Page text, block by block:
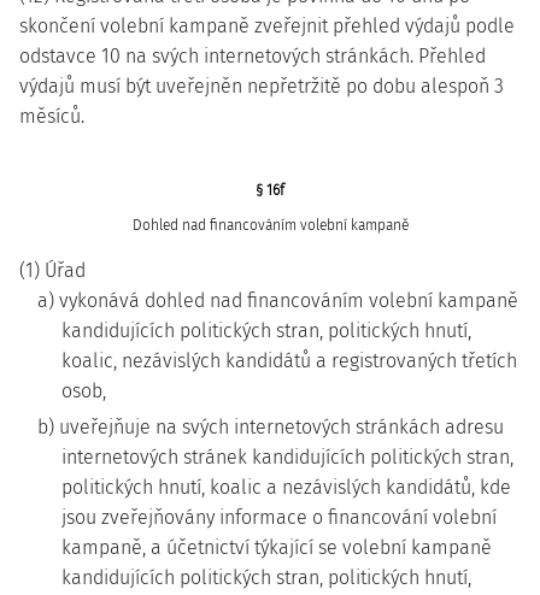
skončení volební kampaně zveřejnit přehled výdajů podle
odstavce 10 na svých internetových stránkách. Přehled
výdajů musí být uveřejněn nepřetržitě po dobu alespoň 3
měsíců.
§ 16f
Dohled nad financováním volební kampaně
(1) Úřad
a) vykonává dohled nad financováním volební kampaně
kandidujících politických stran, politických hnutí,
koalic, nezávislých kandidátů a registrovaných třetích
osob,
b) uveřejňuje na svých internetových stránkách adresu
internetových stránek kandidujících politických stran,
politických hnutí, koalic a nezávislých kandidátů, kde
jsou zveřejňovány informace o financování volební
kampaně, a účetnictví týkající se volební kampaně
kandidujících politických stran, politických hnutí,